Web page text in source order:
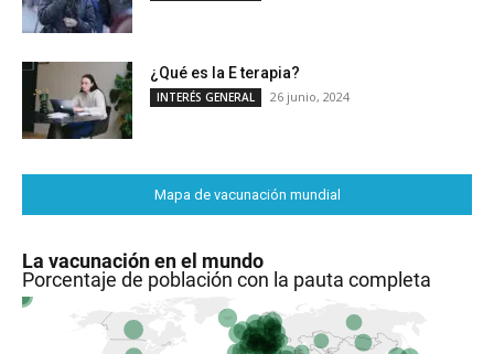
¿Qué es la E terapia?
INTERÉS GENERAL 26 junio, 2024
Mapa de vacunación mundial